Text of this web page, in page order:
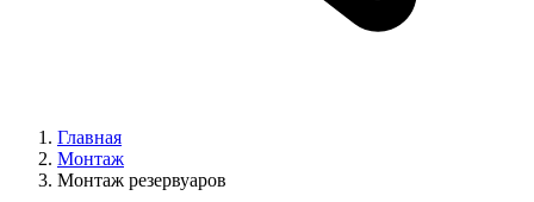
Главная
Монтаж
Монтаж резервуаров